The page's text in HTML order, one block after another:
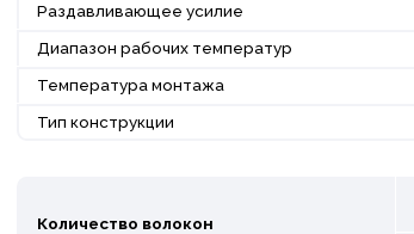
Раздавливающее усилие
Диапазон рабочих температур
Температура монтажа
Тип конструкции
Количество волокон